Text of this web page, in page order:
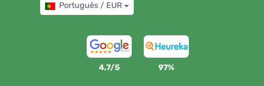
Português / EUR
4,7/5 97%